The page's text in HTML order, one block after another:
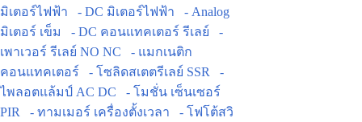
มิเตอร์ไฟฟ้า
- DC มิเตอร์ไฟฟ้า
- Analog
มิเตอร์ เข็ม
- DC คอนแทคเตอร์ รีเลย์
-
เพาเวอร์ รีเลย์ NO NC
- แมกเนติก
คอนแทคเตอร์
- โซลิดสเตตรีเลย์ SSR
-
ไพลอตแล้มป์ AC DC
- โมชั่น เซ็นเซอร์
PIR
- ทามเมอร์ เครื่องตั้งเวลา
- โฟโต้สวิ